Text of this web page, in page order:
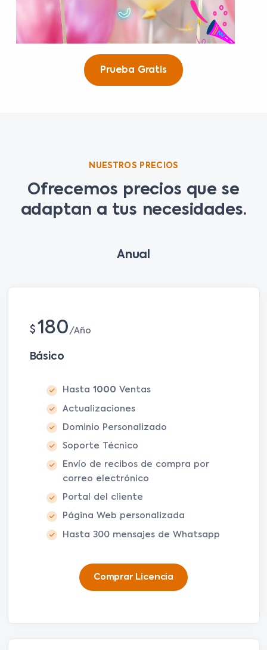
Prueba Gratis
NUESTROS PRECIOS
Ofrecemos precios que se
adaptan a tus necesidades.
Anual
$ 180 Año
Básico
Hasta1000 Ventas
Actualizaciones
Dominio Personalizado
Soporte Técnico
Envío de recibos de compra por
correo electrónico
Portal del cliente
Página Web personalizada
Hasta 300 mensajes de Whatsapp
Comprar Licencia